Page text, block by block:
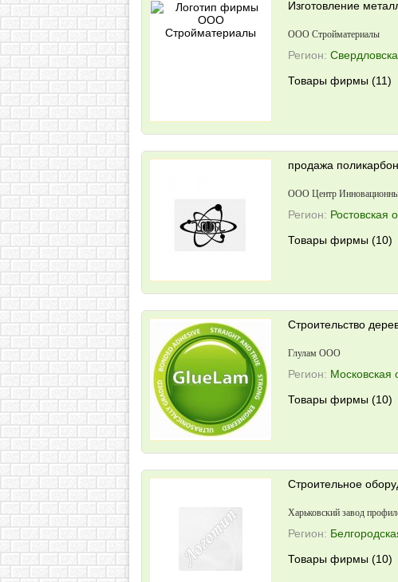
Изготовление
ООО Стройматериалы
Регион:
Товары фирмы (11)
продажа
ООО Центр
Регион: Ростовская
Товары фирмы (10)
Строительство
Глулам ООО
Регион: Московская
Товары фирмы (10)
Строительное
Харьковский завод
Регион:
Товары фирмы (10)